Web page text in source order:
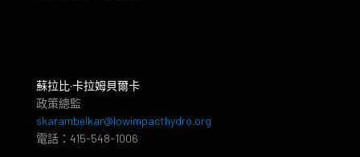
蘇拉比·卡拉姆貝爾卡
政策總監
skarambelkar@lowimpacthydro.org
電話：415-548-1006